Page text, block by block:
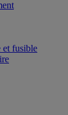
et fusible